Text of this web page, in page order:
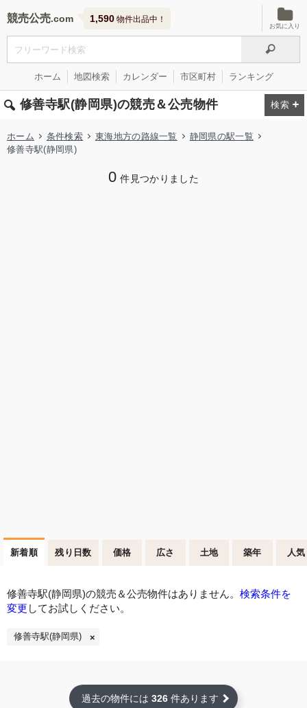
競売公売 1,590 物件出品中！
お気に入り
ホーム 地図検索 カレンダー 市区町村 ランキング
修善寺駅(静岡県)の競売＆公売物件
ホーム 条件検索 東海地方の路線一覧
静岡県の駅一覧
修善寺駅(静岡県)
0 件見つかりました
新着順 残り日数 価格 広さ 土地 築年 人気
修善寺駅(静岡県)の競売＆公売物件はありません。 検索条件を
変更 してお試しください。
修善寺駅(静岡県)
過去の物件には 326 件あります